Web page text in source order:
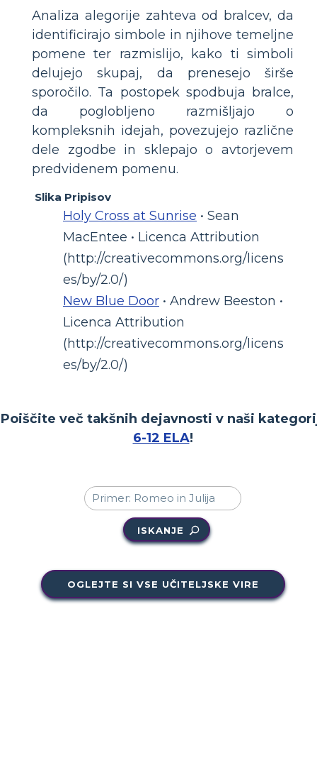
Analiza alegorije zahteva od bralcev, da
identificirajo simbole in njihove temeljne
pomene ter razmislijo, kako ti simboli
delujejo skupaj, da prenesejo širše
sporočilo. Ta postopek spodbuja bralce,
da poglobljeno razmišljajo o
kompleksnih idejah, povezujejo različne
dele zgodbe in sklepajo o avtorjevem
predvidenem pomenu.
Slika Pripisov
Holy Cross at Sunrise • Sean
MacEntee • Licenca Attribution
(http://creativecommons.org/licens
es/by/2.0/)
New Blue Door • Andrew Beeston •
Licenca Attribution
(http://creativecommons.org/licens
es/by/2.0/)
Poiščite več takšnih dejavnosti v naši
6-12 ELA!
ISKANJE
OGLEJTE SI VSE UČITELJSKE VIRE